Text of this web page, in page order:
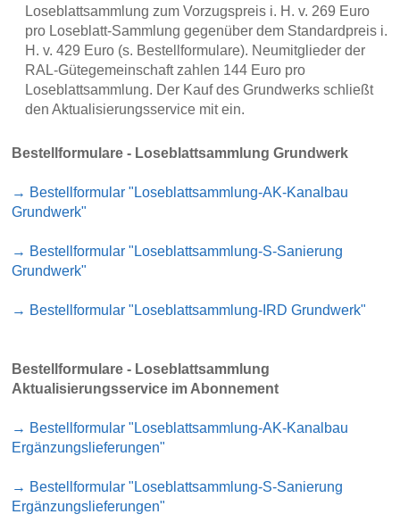
Loseblattsammlung zum Vorzugspreis i. H. v. 269 Euro
pro Loseblatt-Sammlung gegenüber dem Standardpreis i.
H. v. 429 Euro (s. Bestellformulare). Neumitglieder der
RAL-Gütegemeinschaft zahlen 144 Euro pro
Loseblattsammlung. Der Kauf des Grundwerks schließt
den Aktualisierungsservice mit ein.
Bestellformulare - Loseblattsammlung Grundwerk
→ Bestellformular "Loseblattsammlung-AK-Kanalbau
Grundwerk"
→ Bestellformular "Loseblattsammlung-S-Sanierung
Grundwerk"
→ Bestellformular "Loseblattsammlung-IRD Grundwerk"
Bestellformulare - Loseblattsammlung
Aktualisierungsservice im Abonnement
→ Bestellformular "Loseblattsammlung-AK-Kanalbau
Ergänzungslieferungen"
→ Bestellformular "Loseblattsammlung-S-Sanierung
Ergänzungslieferungen"